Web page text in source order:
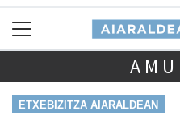
ETXEBIZITZA AIARALDEAN